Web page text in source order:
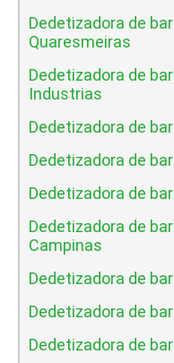
Dedetizadora de
Quaresmeiras
Dedetizadora de
Industrias
Dedetizadora de
Dedetizadora de
Dedetizadora de
Dedetizadora de
Campinas
Dedetizadora de
Dedetizadora de
Dedetizadora de